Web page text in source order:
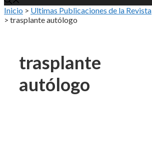
Inicio > Ultimas Publicaciones de la Revista
> trasplante autólogo
trasplante
autólogo